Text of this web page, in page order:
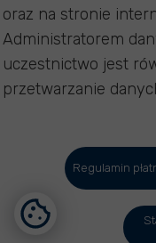
Regulamin
oraz na stronie
Administratorem
uczestnictwo jest
przetwarzanie